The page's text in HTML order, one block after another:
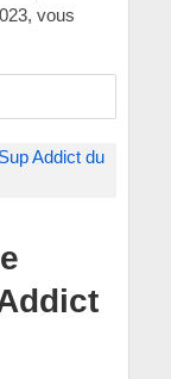
vous